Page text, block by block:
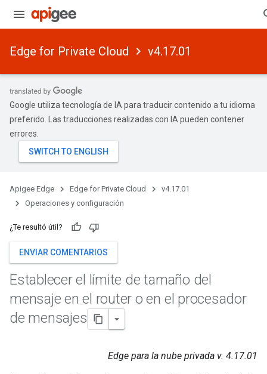
Edge for Private Cloud v4.17.01
Google utiliza tecnología de IA para traducir contenido a tu idioma
preferido. Las traducciones realizadas con IA pueden contener
errores.
Apigee Edge Edge for Private Cloud
v4.17.01
Operaciones y configuración
¿Te resultó útil?
ENVIAR COMENTARIOS
Establecer el límite de tamaño del
mensaje en el router o en el procesador
de mensajes
Edge para la nube privada v. 4.17.01